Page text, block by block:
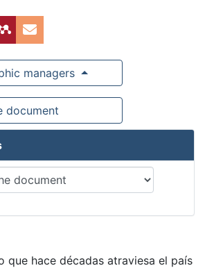
managers
document
que hace décadas atraviesa el país